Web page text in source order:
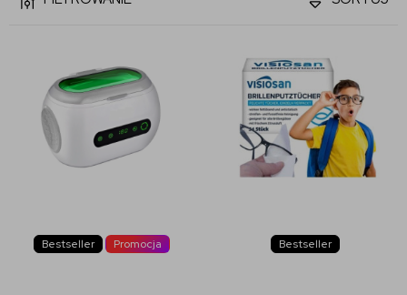
Bestseller Promocja Bestseller